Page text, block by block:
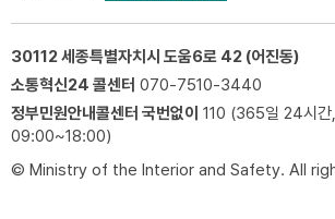
30112 세종특별자치시 도움6로 42 (어진동)
소통혁신24 콜센터 070-7510-3440
정부민원안내콜센터 국번없이 110 (365일 24시간
09:00~18:00)
© Ministry of the Interior and Safety. All